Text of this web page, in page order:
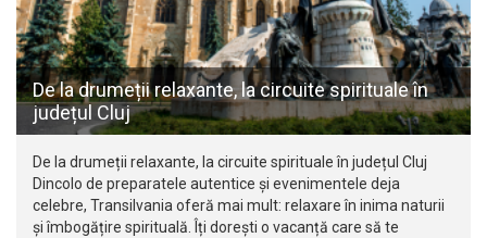
De la drumeții relaxante, la circuite spirituale în
județul Cluj
De la drumeții relaxante, la circuite spirituale în județul Cluj
Dincolo de preparatele autentice și evenimentele deja
celebre, Transilvania oferă mai mult: relaxare în inima naturii
și îmbogățire spirituală. Îți dorești o vacanță care să te